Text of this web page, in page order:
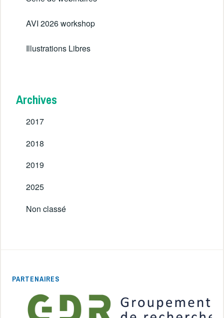
AVI 2026 workshop
Illustrations Libres
Archives
2017
2018
2019
2025
Non classé
PARTENAIRES